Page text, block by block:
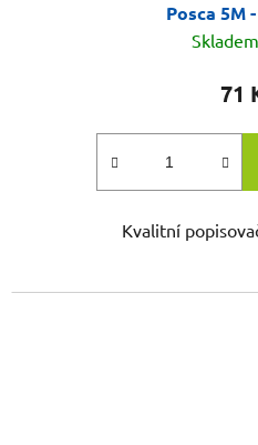
Posca 5M
Skladem
71
Kvalitní